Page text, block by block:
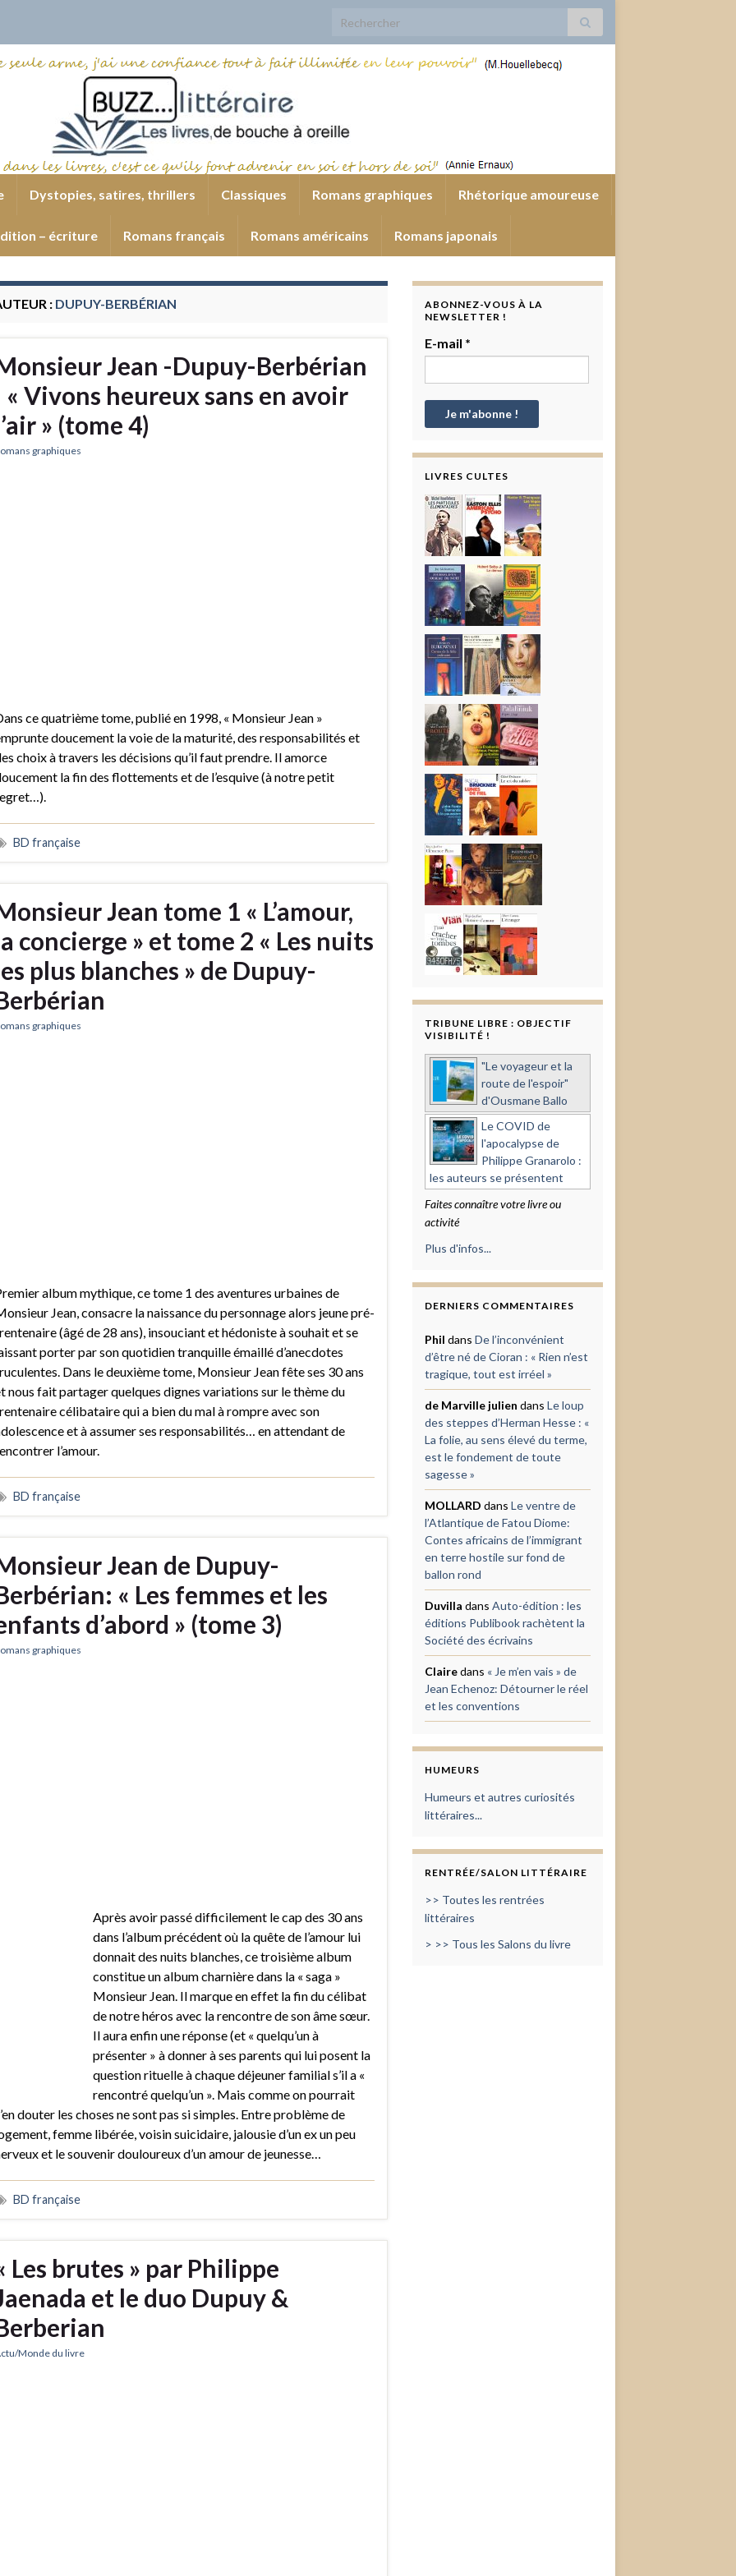
Search for:
Dystopies, satires, thrillers Classiques Romans graphiques Rhétorique amoureuse
– écriture Romans français Romans américains Romans japonais
: DUPUY-BERBÉRIAN
Jean -Dupuy-Berbérian
« Vivons heureux sans en avoir
» (tome 4)
graphiques
ce quatrième tome, publié en 1998, « Monsieur Jean »
doucement la voie de la maturité, des responsabilités et
choix à travers les décisions qu’il faut prendre. Il amorce
la fin des flottements et de l’esquive (à notre petit
BD française
Jean tome 1 « L’amour,
concierge » et tome 2 « Les nuits
plus blanches » de Dupuy-
graphiques
album mythique, ce tome 1 des aventures urbaines de
Jean, consacre la naissance du personnage alors jeune pré-
(âgé de 28 ans), insouciant et hédoniste à souhait et se
porter par son quotidien tranquille émaillé d’anecdotes
Dans le deuxième tome, Monsieur Jean fête ses 30 ans
nous fait partager quelques dignes variations sur le thème du
célibataire qui a bien du mal à rompre avec son
et à assumer ses responsabilités… en attendant de
l’amour.
BD française
Jean de Dupuy-
« Les femmes et les
d’abord » (tome 3)
graphiques
Après avoir passé difficilement le cap des 30 ans
dans l’album précédent où la quête de l’amour lui
donnait des nuits blanches, ce troisième album
constitue un album charnière dans la « saga »
Monsieur Jean. Il marque en effet la fin du célibat
de notre héros avec la rencontre de son âme sœur.
Il aura enfin une réponse (et « quelqu’un à
présenter » à donner à ses parents qui lui posent la
question rituelle à chaque déjeuner familial s’il a «
rencontré quelqu’un ». Mais comme on pourrait
douter les choses ne sont pas si simples. Entre problème de
femme libérée, voisin suicidaire, jalousie d’un ex un peu
et le souvenir douloureux d’un amour de jeunesse…
BD française
Les brutes » par Philippe
et le duo Dupuy &
Monde du livre
ABONNEZ-VOUS À LA
NEWSLETTER !
E-mail *
LIVRES CULTES
TRIBUNE LIBRE : OBJECTIF
VISIBILITÉ !
"Le voyageur et la
route de l'espoir"
d'Ousmane Ballo
Le COVID de
l'apocalypse de
Philippe Granarolo :
les auteurs se présentent
Faites connaître votre livre ou
activité
Plus d'infos...
DERNIERS COMMENTAIRES
Phil dans De l’inconvénient
d’être né de Cioran : « Rien n’est
tragique, tout est irréel »
de Marville julien dans Le loup
des steppes d’Herman Hesse : «
La folie, au sens élevé du terme,
est le fondement de toute
sagesse »
MOLLARD dans Le ventre de
l’Atlantique de Fatou Diome:
Contes africains de l’immigrant
en terre hostile sur fond de
ballon rond
Duvilla dans Auto-édition : les
éditions Publibook rachètent la
Société des écrivains
Clairedans « Je m’en vais » de
Jean Echenoz: Détourner le réel
et les conventions
HUMEURS
Humeurs et autres curiosités
littéraires...
RENTRÉE/SALON LITTÉRAIRE
>> Toutes les rentrées
littéraires
> >> Tous les Salons du livre